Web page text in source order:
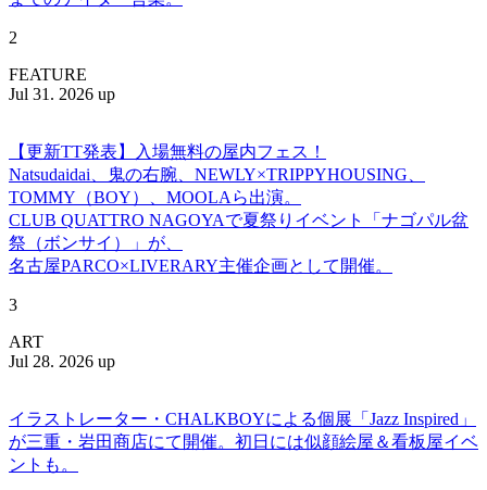
2
FEATURE
Jul 31. 2026 up
【更新TT発表】入場無料の屋内フェス！
Natsudaidai、鬼の右腕、NEWLY×TRIPPYHOUSING、
TOMMY（BOY）、MOOLAら出演。
CLUB QUATTRO NAGOYAで夏祭りイベント「ナゴパル盆
祭（ボンサイ）」が、
名古屋PARCO×LIVERARY主催企画として開催。
3
ART
Jul 28. 2026 up
イラストレーター・CHALKBOYによる個展「Jazz Inspired」
が三重・岩田商店にて開催。初日には似顔絵屋＆看板屋イベ
ントも。